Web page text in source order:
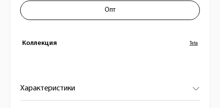
Коллекция Teta
Опт
Характеристики